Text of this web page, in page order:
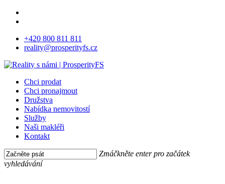
Skip
content+420 800 811 811
reality@prosperityfs.cz
Menu
Chci prodat
Chci pronajmout
Družstva
Nabídka nemovitostí
Služby
Naši makléři
Kontakt
Zmáčkněte enter pro začátek
vyhledávání